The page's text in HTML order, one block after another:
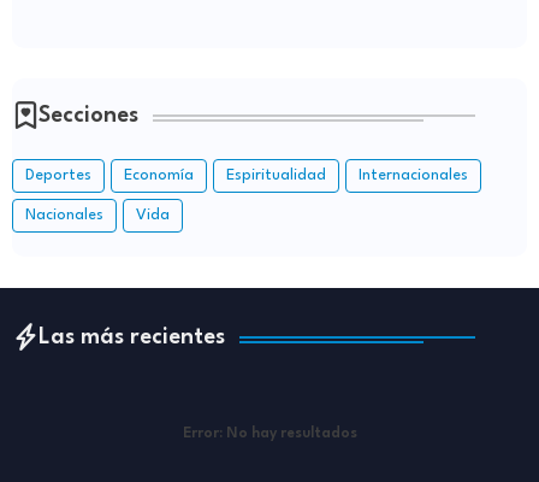
Secciones
Deportes Economía Espiritualidad Internacionales
Nacionales Vida
Las más recientes
Error: No hay resultados